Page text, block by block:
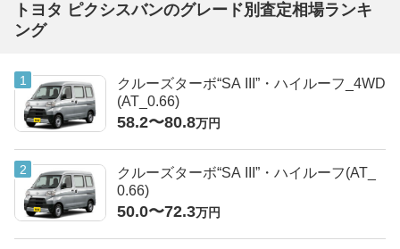
トヨタ ピクシスバンのグレード別査定相場ランキ
ング
クルーズターボ“SA III”・ハイルーフ_4WD
(AT_0.66)
58.2〜80.8万円
クルーズターボ“SA III”・ハイルーフ(AT_
0.66)
50.0〜72.3万円